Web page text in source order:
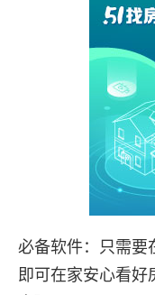
必备软件：只需要
即可在家安心看